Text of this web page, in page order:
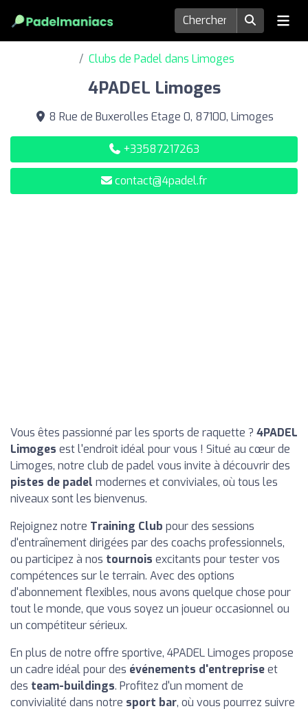
Clubs de Padel dans Limoges
4PADEL Limoges
8 Rue de Buxerolles Etage 0, 87100, Limoges
+33587217263
contact@4padel.fr
Vous êtes passionné par les sports de raquette ? 4PADEL
Limoges est l'endroit idéal pour vous ! Situé au cœur de
Limoges, notre club de padel vous invite à découvrir des
pistes de padel modernes et conviviales, où tous les
niveaux sont les bienvenus.
Rejoignez notre Training Club pour des sessions
d'entraînement dirigées par des coachs professionnels,
ou participez à nos tournois excitants pour tester vos
compétences sur le terrain. Avec des options
d'abonnement flexibles, nous avons quelque chose pour
tout le monde, que vous soyez un joueur occasionnel ou
un compétiteur sérieux.
En plus de notre offre sportive, 4PADEL Limoges propose
un cadre idéal pour des événements d'entrepriseet
des team-buildings. Profitez d'un moment de
convivialité dans notre sport bar, où vous pourrez suivre